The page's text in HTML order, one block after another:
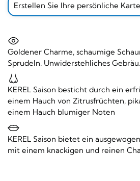
Erstellen Sie Ihre persönliche Karte
Goldener Charme, schaumige
Sprudeln. Unwiderstehliches Gebräu.
KEREL Saison besticht durch ein
einem Hauch von Zitrusfrüchten,
einem Hauch blumiger Noten
KEREL Saison bietet ein
mit einem knackigen und reinen